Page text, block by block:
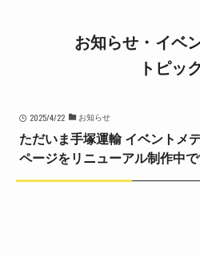
お知らせ・イベ
トピッ
2025/4/22 お知らせ
ただいま手塚運輸 イベントメ
ページをリニューアル制作中